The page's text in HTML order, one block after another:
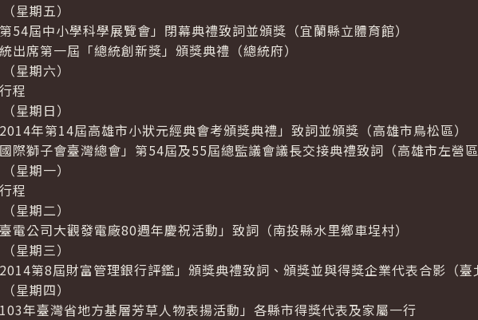
星期五）
54屆中小學科學展覽會」閉幕典禮致詞並頒獎（宜蘭縣立體育館）
出席第一屆「總統創新獎」頒獎典禮（總統府）
星期六）
程
星期日）
年第14屆高雄市小狀元經典會考頒獎典禮」致詞並頒獎（高雄市鳥松區）
際獅子會臺灣總會」第54屆及55屆總監議會議長交接典禮致詞（高雄市左營區
星期一）
程
星期二）
電公司大觀發電廠80週年慶祝活動」致詞（南投縣水里鄉車埕村）
星期三）
第8屆財富管理銀行評鑑」頒獎典禮致詞、頒獎並與得獎企業代表合影（臺
星期四）
年臺灣省地方基層芳草人物表揚活動」各縣市得獎代表及家屬一行